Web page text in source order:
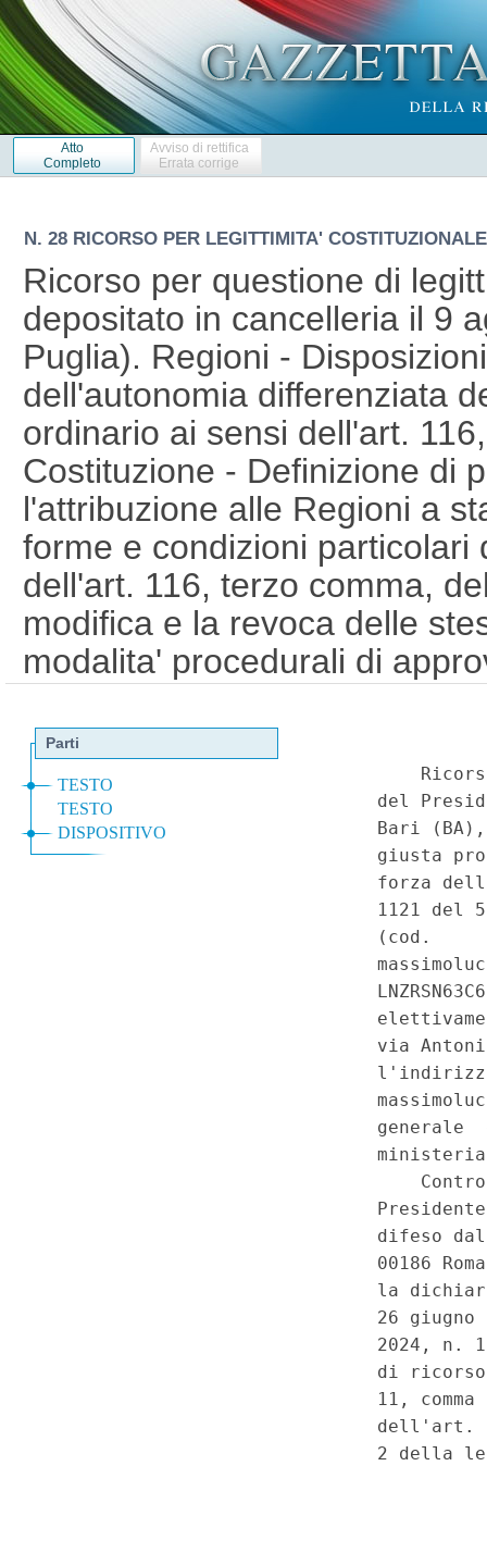
Atto
Completo
Avviso di rettifica
Errata corrige
N. 28 RICORSO PER LEGITTIMITA'
Ricorso per questione di
depositato in cancelleria il 9
Puglia). Regioni -
dell'autonomia differenziata
ordinario ai sensi dell'art.
Costituzione - Definizione di
l'attribuzione alle Regioni a
forme e condizioni particolari
dell'art. 116, terzo comma,
modifica e la revoca delle
modalita' procedurali di
legge-quadro vincolante per
applicazione dell'art. 116,
Costituzione. In subordine:
l'attuazione dell'autonomia
statuto ordinario ai sensi
Costituzione - Finalita' -
delle intese fra Stato e
forme e condizioni
alla definizione dei livelli
concernenti i diritti civili e
garantiti equamente su tutto
Denunciate previsioni che
o qualitativamente la
ulteriore subordine:
116, terzo comma, della
86 del 2024 - Denunciata
previa, ove occorra,
terzo comma, della
cui la disposizione
interpretata nel senso che